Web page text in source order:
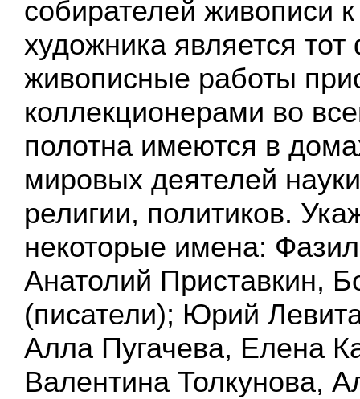
собирателей живописи к
художника является тот
живописные работы
коллекционерами во
полотна имеются в
мировых деятелей
религии, политиков.
некоторые имена:
Анатолий Приставкин,
(писатели); Юрий
Алла Пугачева, Елена
Валентина Толкунова,